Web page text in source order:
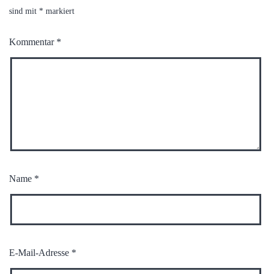
sind mit * markiert
Kommentar *
Name *
E-Mail-Adresse *